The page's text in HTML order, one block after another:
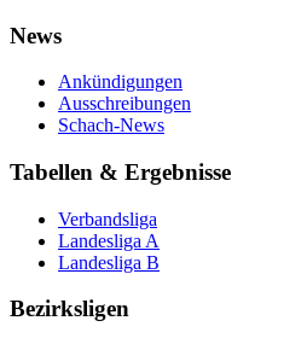
News
Ankündigungen
Ausschreibungen
Schach-News
Tabellen & Ergebnisse
Verbandsliga
Landesliga A
Landesliga B
Bezirksligen